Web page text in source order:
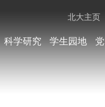
北大主页
科学研究 学生园地